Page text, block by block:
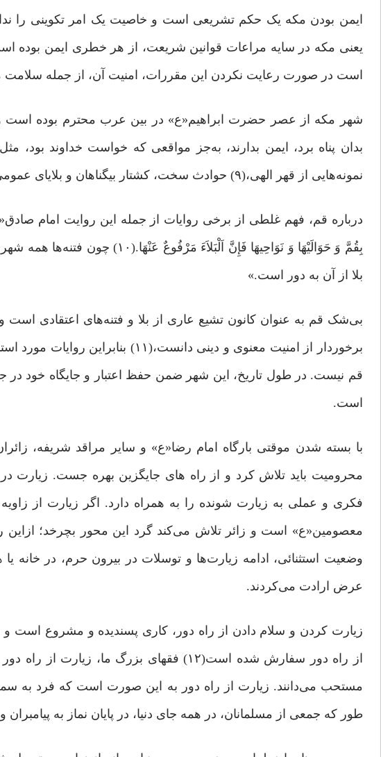
ایمن بودن مکه یک حکم تشریعی است و خاصیت یک امر تکوینی را
یعنی مکه در سایه مراعات قوانین شریعت، از هر خطری ایمن بوده
است در صورت رعایت نکردن این مقررات، امنیت آن، از جمله سلامت
شهر مکه از عصر حضرت ابراهیم«ع» در بین عرب محترم بوده
بدان پناه برد، ایمن بدارند، به‌جز مواقعی که خواست خداوند
نمونه‌هایی از قهر الهی،(۹) حوادث سخت، کشتار بیگناهان و بلایای عمومی چون قحطی را به خود دیده است.
درباره قم، فهم غلطی از برخی روایات از جمله این روایت امام
بِقُمَّ وَ حَوَالَیْهَا وَ نَوَاحِیهَا فَإِنَّ
بلا از آن به دور است.»
بی‌شک قم به عنوان کانون تشیع عاری از بلا و فتنه‌های اعتقادی
برخوردار از امنیت معنوی و دینی
قم نیست. در طول تاریخ، این شهر ضمن حفظ اعتبار و جایگاه خود در
است.
با بسته شدن موقتی بارگاه امام رضا«ع» و سایر مراقد شریفه،
محرومیت باید تلاش کرد و از راه های جایگزین بهره جست. زیارت در
فکری و عملی به زیارت شونده را به همراه دارد. اگر زیارت از
معصومین«ع» است و زائر تلاش می‌کند گرد این محور بچرخد؛ ازاین
وضعیت استثنائی، ادامه زیارت‌ها و توسلات در بیرون حرم، در خانه
عرض ارادت می‌کردند.
زیارت کردن و سلام دادن از راه دور، کاری پسندیده و مشروع است و
از راه دور سفارش شده است(۱۲) فقهای بزرگ
طور که جمعی از مسلمانان، در همه جای دنیا، در پایان نماز به